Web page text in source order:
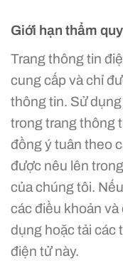
Giới hạn thẩm
Trang thông tin
cung cấp và chỉ
thông tin. Sử
trong trang thông
đồng ý tuân theo
được nêu lên
của chúng tôi.
các điều khoản
dụng hoặc tải các
điện tử này.